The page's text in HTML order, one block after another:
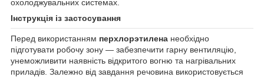
охолоджувальних системах.
Інструкція із застосування
Перед використанням перхлорэтилена необхідно
підготувати робочу зону — забезпечити гарну вентиляцію,
унеможливити наявність відкритого вогню та нагрівальних
приладів. Залежно від завдання речовина використовується